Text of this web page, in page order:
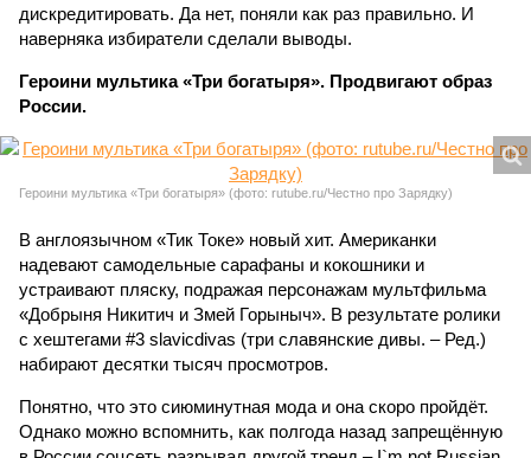
дискредитировать. Да нет, поняли как раз правильно. И
наверняка избиратели сделали выводы.
Героини мультика «Три богатыря». Продвигают образ
России.
Героини мультика «Три богатыря» (фото: rutube.ru/Честно про Зарядку)
В англоязычном «Тик Токе» новый хит. Американки
надевают самодельные сарафаны и кокошники и
устраивают пляску, подражая персонажам мультфильма
«Добрыня Никитич и Змей Горыныч». В результате ролики
с хештегами #3 slavicdivas (три славянские дивы. – Ред.)
набирают десятки тысяч просмотров.
Понятно, что это сиюминутная мода и она скоро пройдёт.
Однако можно вспомнить, как полгода назад запрещённую